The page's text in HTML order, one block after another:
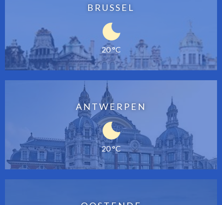
BRUSSEL
20 °C
ANTWERPEN
20 °C